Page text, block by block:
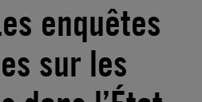
enquêtes
sur les